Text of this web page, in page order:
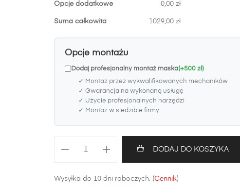
Opcje dodatkowe 0,00 zł
Suma całkowita 1029,00 zł
Opcje montażu
Dodaj profesjonalny montaż maska(+500 zł)
✓ Montaż przez wykwalifikowanych mechaników
✓ Gwarancja na wykonaną usługę
✓ Użycie profesjonalnych narzędzi
✓ Montaż w siedzibie firmy
Fiesta
DODAJ DO KOSZYKA
Wysyłka do 10 dni roboczych. (Cennik)